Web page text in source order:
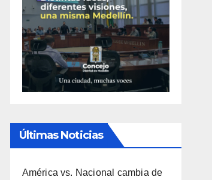
Últimas Noticias
América vs. Nacional cambia de